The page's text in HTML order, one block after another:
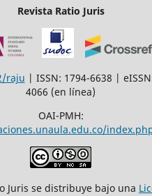
Revista Ratio Juris
raju | ISSN: 1794-6638 |
4066 (en línea)
OAI-PMH:
Juris se distribuye bajo una